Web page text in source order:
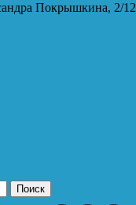
Покрышкина, 2/12